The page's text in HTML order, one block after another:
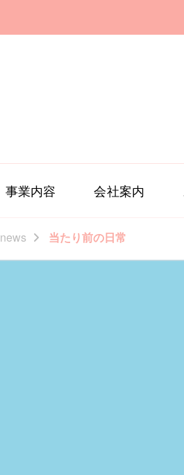
事業内容 会社案内
news 当たり前の日常